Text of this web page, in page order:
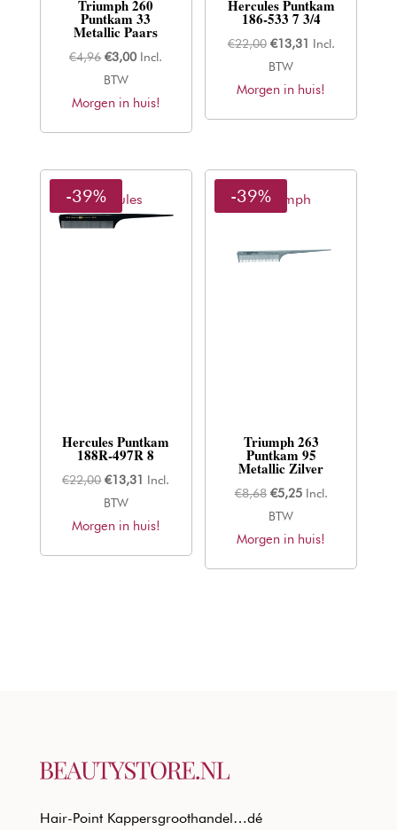
Triumph 260
Puntkam 33
Metallic Paars
€4,96 Oorspronkelijke
prijs
was:
€3,00Huidige
is:
Incl.
BTW
Morgen in huis!
Hercules Puntkam
186-533 7 3/4
€22,00 Oorspronkelijke
prijs
was:
€13,31 Huidige
is:
Incl.
BTW
Morgen in huis!
Hercules
-39%
Hercules Puntkam
188R-497R 8
€22,00 Oorspronkelijke
prijs
was:
€13,31 Huidige
is:
Incl.
BTW
Morgen in huis!
Thriumph
-39%
Triumph 263
Puntkam 95
Metallic Zilver
€8,68 Oorspronkelijke
prijs
was:
€5,25Huidige
is:
Incl.
BTW
Morgen in huis!
Hair-Point Kappersgroothandel…dé